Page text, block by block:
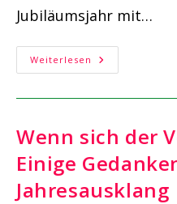
Jubiläumsjahr mit…
Weiterlesen Willkommen
In
Wenn sich der
Einige
Jahresausklang